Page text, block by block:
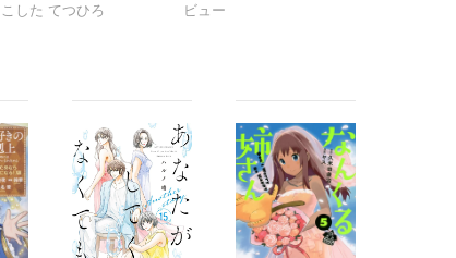
こした てつひろ ビュー